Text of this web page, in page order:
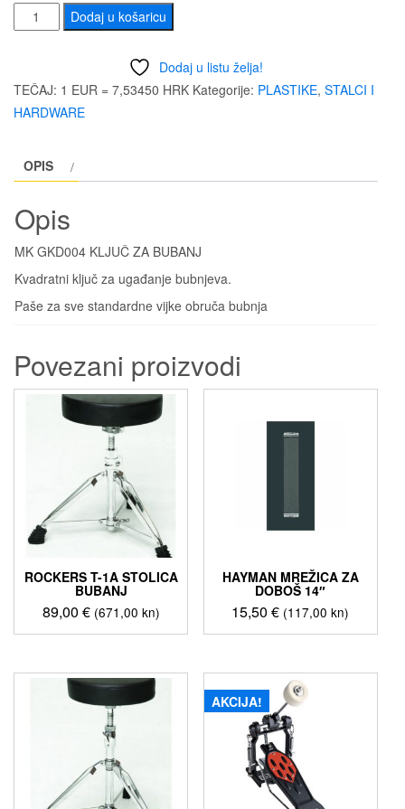
GKD004
ZA
BUBANJ
Dodaj u košaricu
Dodaj u listu želja!
TEČAJ: 1 EUR = 7,53450 HRK Kategorije: PLASTIKE, STALCI I
HARDWARE
OPIS
Opis
MK GKD004 KLJUČ ZA BUBANJ
Kvadratni ključ za ugađanje bubnjeva.
Paše za sve standardne vijke obruča bubnja
Povezani proizvodi
ROCKERS T-1A STOLICA
BUBANJ
89,00 € (671,00 kn)
HAYMAN MREŽICA ZA
DOBOŠ 14″
15,50€ (117,00 kn)
AKCIJA!